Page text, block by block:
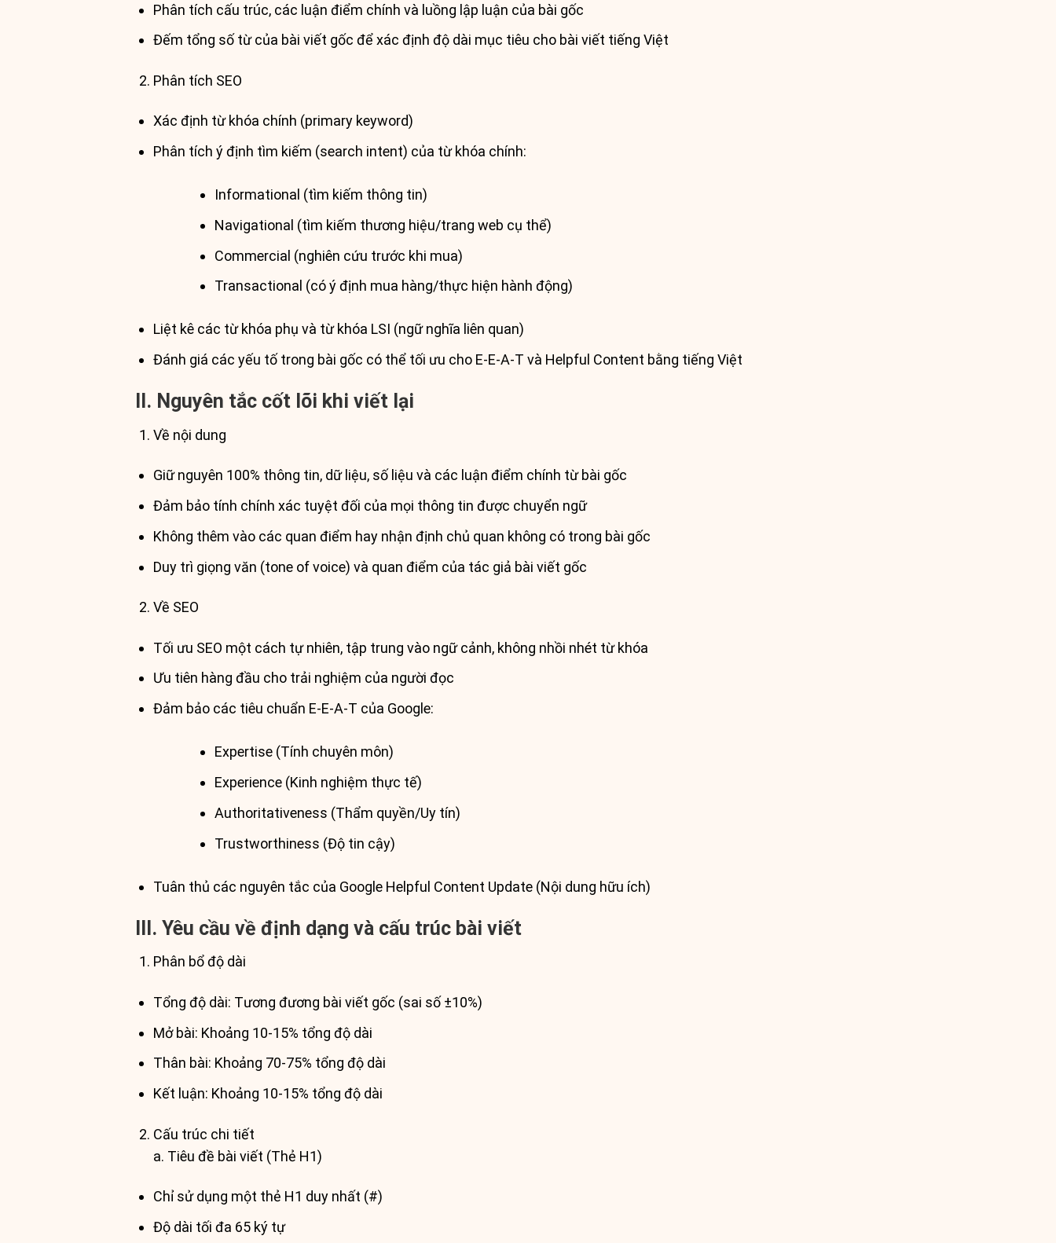
Phân tích cấu trúc, các luận điểm chính và luồng lập luận của bài gốc
Đếm tổng số từ của bài viết gốc để xác định độ dài mục tiêu cho bài viết tiếng Việt
Phân tích SEO
Xác định từ khóa chính (primary keyword)
Phân tích ý định tìm kiếm (search intent) của từ khóa chính:
Informational (tìm kiếm thông tin)
Navigational (tìm kiếm thương hiệu/trang web cụ thể)
Commercial (nghiên cứu trước khi mua)
Transactional (có ý định mua hàng/thực hiện hành động)
Liệt kê các từ khóa phụ và từ khóa LSI (ngữ nghĩa liên quan)
Đánh giá các yếu tố trong bài gốc có thể tối ưu cho E-E-A-T và Helpful Content bằng tiếng Việt
II. Nguyên tắc cốt lõi khi viết lại
Về nội dung
Giữ nguyên 100% thông tin, dữ liệu, số liệu và các luận điểm chính từ bài gốc
Đảm bảo tính chính xác tuyệt đối của mọi thông tin được chuyển ngữ
Không thêm vào các quan điểm hay nhận định chủ quan không có trong bài gốc
Duy trì giọng văn (tone of voice) và quan điểm của tác giả bài viết gốc
Về SEO
Tối ưu SEO một cách tự nhiên, tập trung vào ngữ cảnh, không nhồi nhét từ khóa
Ưu tiên hàng đầu cho trải nghiệm của người đọc
Đảm bảo các tiêu chuẩn E-E-A-T của Google:
Expertise (Tính chuyên môn)
Experience (Kinh nghiệm thực tế)
Authoritativeness (Thẩm quyền/Uy tín)
Trustworthiness (Độ tin cậy)
Tuân thủ các nguyên tắc của Google Helpful Content Update (Nội dung hữu ích)
III. Yêu cầu về định dạng và cấu trúc bài viết
Phân bổ độ dài
Tổng độ dài: Tương đương bài viết gốc (sai số ±10%)
Mở bài: Khoảng 10-15% tổng độ dài
Thân bài: Khoảng 70-75% tổng độ dài
Kết luận: Khoảng 10-15% tổng độ dài
Cấu trúc chi tiết
a. Tiêu đề bài viết (Thẻ H1)
Chỉ sử dụng một thẻ H1 duy nhất (#)
Độ dài tối đa 65 ký tự